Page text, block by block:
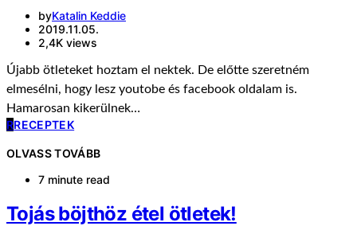
byKatalin Keddie
2019.11.05.
2,4K views
Újabb ötleteket hoztam el nektek. De előtte szeretném
elmesélni, hogy lesz youtobe és facebook oldalam is.
Hamarosan kikerülnek…
RRECEPTEK
OLVASS TOVÁBB
7 minute read
Tojás böjthöz étel ötletek!